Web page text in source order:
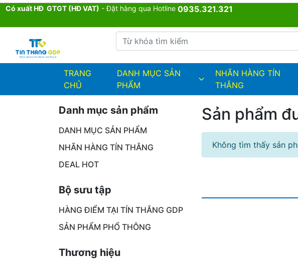
Có xuất HĐ GTGT (HĐ VAT) - Đặt hàng qua Hotline 0935.321.321
admin.configuration.shipping.providers.fields.logo
Từ khóa tìm kiếm
TRANG
CHỦ
DANH MỤC SẢN
PHẨM
NHÃN HÀNG TÍN
THẮNG
Sản phẩm
Không tìm thấy sản
Danh mục sản phẩm
DANH MỤC SẢN PHẨM
NHÃN HÀNG TÍN THẮNG
DEAL HOT
Bộ sưu tập
HÀNG ĐIỂM TẠI TÍN THẮNG GDP
SẢN PHẨM PHỔ THÔNG
Thương hiệu